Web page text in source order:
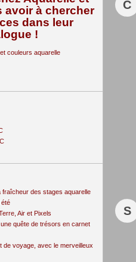
avoir à chercher
dans leur
!
fraîcheur des stages aquarelle
Air et Pixels
quête de trésors en carnet
de voyage, avec le merveilleux
C
S